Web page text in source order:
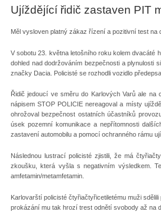
Ujíždějící řidič zastaven PIT
Měl vysloven platný zákaz řízení a pozitivní test na
V sobotu 23. května letošního roku kolem dvacáté
dohled nad dodržováním bezpečnosti a plynulosti
značky Dacia. Policisté se rozhodli vozidlo
Řidič jedoucí ve směru do Karlových Varů ale
nápisem STOP POLICIE nereagoval a místy
ohrožoval bezpečnost ostatních účastníků
úsek pozemní komunikace a nepřítomnosti
zastavení automobilu a pomocí ochranného rámu
Následnou lustrací policisté zjistili, že má
zkoušku, která vyšla s negativním výsledkem.
amfetamin/metamfetamin.
Karlovarští policisté čtyřiačtyřicetiletému muži
prokázání mu tak hrozí trest odnětí svobody až na